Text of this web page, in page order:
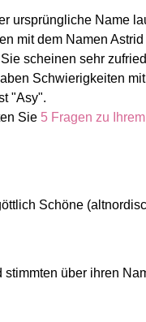
ursprüngliche Name
mit dem Namen
scheinen sehr
Schwierigkeiten
"Asy".
Sie 5 Fragen zu
Schöne
über ihren